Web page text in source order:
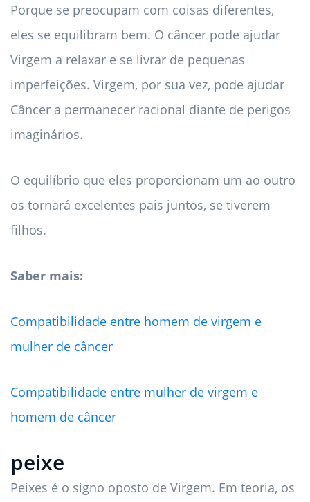
Porque se preocupam com coisas diferentes,
eles se equilibram bem. O câncer pode ajudar
Virgem a relaxar e se livrar de pequenas
imperfeições. Virgem, por sua vez, pode ajudar
Câncer a permanecer racional diante de perigos
imaginários.
O equilíbrio que eles proporcionam um ao outro
os tornará excelentes pais juntos, se tiverem
filhos.
Saber mais:
Compatibilidade entre homem de virgem e
mulher de câncer
Compatibilidade entre mulher de virgem e
homem de câncer
peixe
Peixes é o signo oposto de Virgem. Em teoria, os